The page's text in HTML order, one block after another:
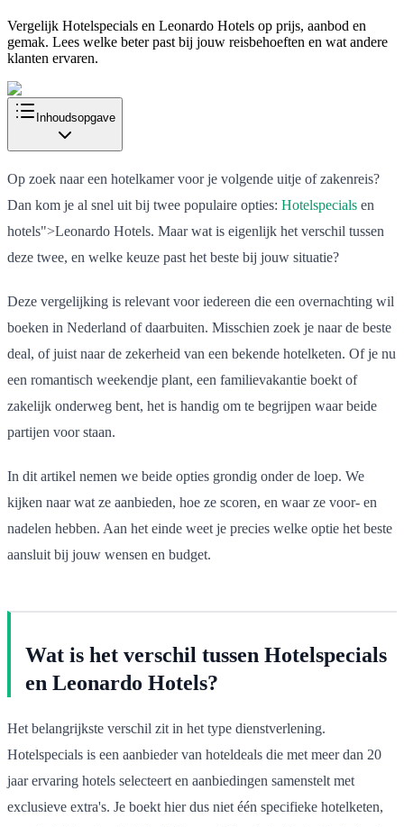
Vergelijk Hotelspecials en Leonardo Hotels op prijs, aanbod en
gemak. Lees welke beter past bij jouw reisbehoeften en wat andere
klanten ervaren.
Inhoudsopgave
Op zoek naar een hotelkamer voor je volgende uitje of zakenreis?
Dan kom je al snel uit bij twee populaire opties: Hotelspecials en
hotels">Leonardo Hotels. Maar wat is eigenlijk het verschil tussen
deze twee, en welke keuze past het beste bij jouw situatie?
Deze vergelijking is relevant voor iedereen die een overnachting wil
boeken in Nederland of daarbuiten. Misschien zoek je naar de beste
deal, of juist naar de zekerheid van een bekende hotelketen. Of je nu
een romantisch weekendje plant, een familievakantie boekt of
zakelijk onderweg bent, het is handig om te begrijpen waar beide
partijen voor staan.
In dit artikel nemen we beide opties grondig onder de loep. We
kijken naar wat ze aanbieden, hoe ze scoren, en waar ze voor- en
nadelen hebben. Aan het einde weet je precies welke optie het beste
aansluit bij jouw wensen en budget.
Wat is het verschil tussen Hotelspecials
en Leonardo Hotels?
Het belangrijkste verschil zit in het type dienstverlening.
Hotelspecials is een aanbieder van hoteldeals die met meer dan 20
jaar ervaring hotels selecteert en aanbiedingen samenstelt met
exclusieve extra's. Je boekt hier dus niet één specifieke hotelketen,